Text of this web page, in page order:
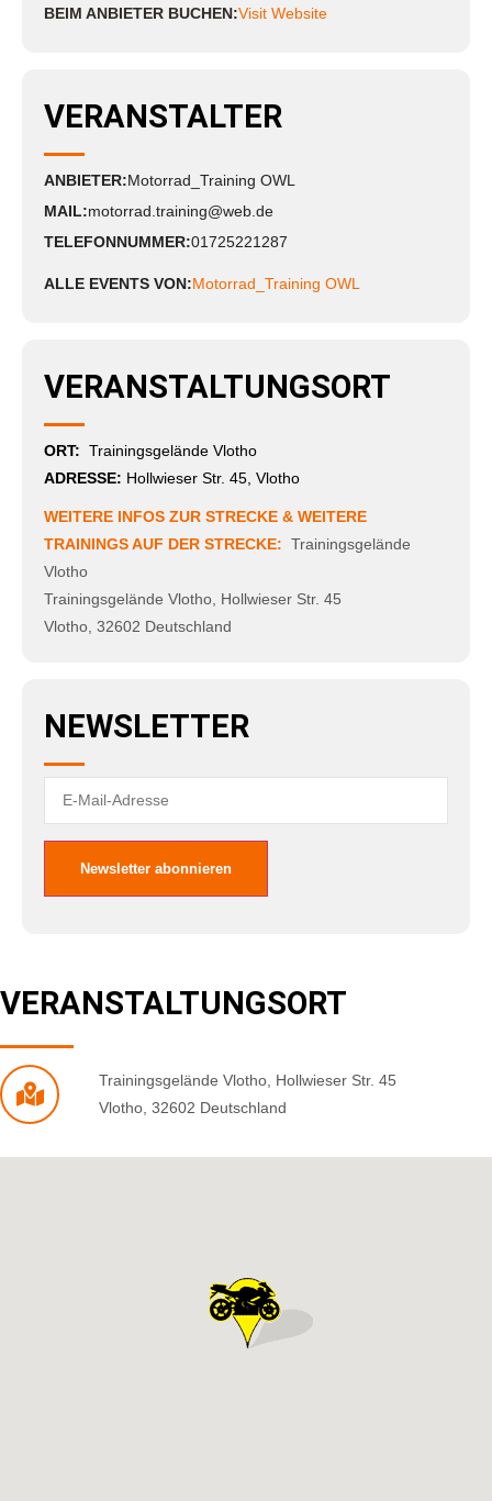
BEIM ANBIETER BUCHEN:Visit Website
VERANSTALTER
ANBIETER:Motorrad_Training OWL
MAIL:motorrad.training@web.de
TELEFONNUMMER:01725221287
ALLE EVENTS VON:Motorrad_Training OWL
VERANSTALTUNGSORT
ORT: Trainingsgelände Vlotho
ADRESSE: Hollwieser Str. 45, Vlotho
WEITERE INFOS ZUR STRECKE & WEITERE
TRAININGS AUF DER STRECKE: Trainingsgelände
Vlotho
Trainingsgelände Vlotho Hollwieser Str. 45
Vlotho 32602 Deutschland
NEWSLETTER
VERANSTALTUNGSORT
Trainingsgelände Vlotho, Hollwieser Str. 45
Vlotho, 32602 Deutschland